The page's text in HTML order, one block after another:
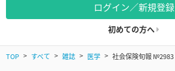
ログイン／新規登録
初めての方へ
TOP すべて 雑誌 医学 社会保険旬報 №2983